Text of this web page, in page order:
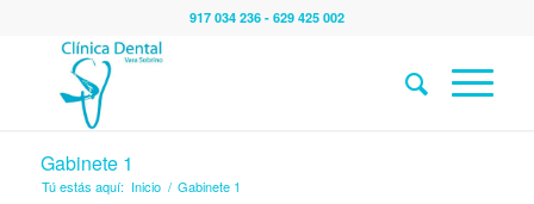
917 034 236 - 629 425 002
Gabinete 1
Tú estás aquí: Inicio / Gabinete 1